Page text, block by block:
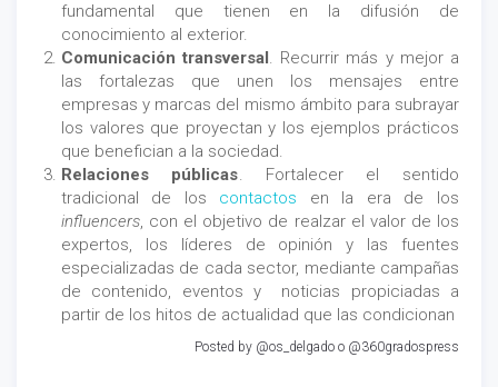
fundamental que tienen en la difusión de
conocimiento al exterior.
Comunicación transversal . Recurrir más y mejor a
las fortalezas que unen los mensajes entre
empresas y marcas del mismo ámbito para subrayar
los valores que proyectan y los ejemplos prácticos
que benefician a la sociedad.
Relaciones públicas. Fortalecer el sentido
tradicional de los contactos en la era de los
influencers, con el objetivo de realzar el valor de los
expertos, los líderes de opinión y las fuentes
especializadas de cada sector, mediante campañas
de contenido, eventos y noticias propiciadas a
partir de los hitos de actualidad que las condicionan
Posted by @os_delgado o @360gradospress